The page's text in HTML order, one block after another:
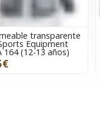
transparente
Equipment
164 (12-13 años)